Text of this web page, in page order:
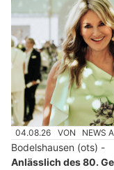
04.08.26 VON NEWS
Bodelshausen (ots) -
Anlässlich des 80.